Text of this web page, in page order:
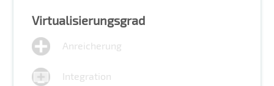
Virtualisierungsgrad
Anreicherung
Integration